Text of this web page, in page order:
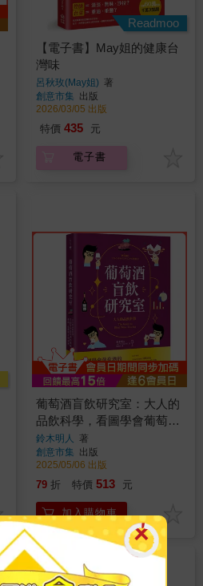
Readmoo
【電子書】May姐的健康台
灣味
呂秋玫(May姐) 著
創意市集 出版
2026/03/05 出版
特價 435 元
電子書
葡萄酒盲飲研究室：大人的
品飲科學，看圖學會葡萄酒
的風味、產區、品種與年分
秘密
鈴木明人 著
創意市集 出版
2025/05/06 出版
79 折 特價 513 元
加入購物車